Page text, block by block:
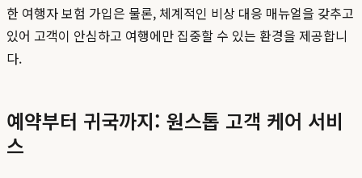
한 여행자 보험 가입은 물론, 체계적인 비상 대응 매뉴얼을 갖추고
있어 고객이 안심하고 여행에만 집중할 수 있는 환경을 제공합니
다.
예약부터 귀국까지: 원스톱 고객 케어 서비
스